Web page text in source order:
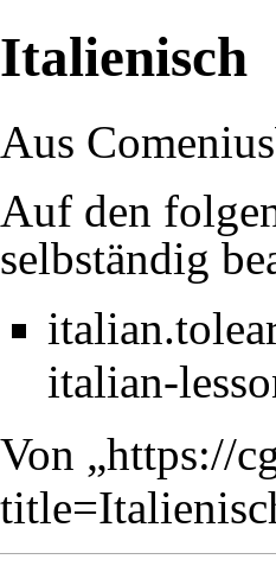
Italienisch
Aus
Auf den
selbständig
Von „https://